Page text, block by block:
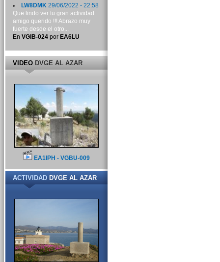
LW8DMK29/06/2022 - 22:58
Que lindo ver tu gran actividad
amigo querido !!! Abrazo muy
fuerte desde el otro...
En VGIB-024por EA6LU
VIDEODVGE AL AZAR
EA1IPH - VGBU-009
ACTIVIDADDVGE AL AZAR